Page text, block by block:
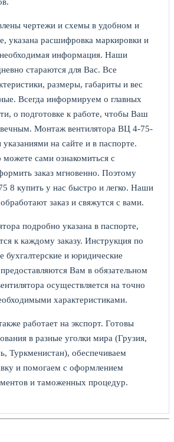
чертежи и схемы в удобном и
указана расшифровка маркировки и
необходимая информация. Наши
стараются для Вас. Все
размеры, габариты и вес
Всегда информируем о главных
о подготовке к работе, чтобы Ваш
Монтаж вентилятора ВЦ 4-75-
на сайте и в паспорте.
сами ознакомиться с
заказ мгновенно. Поэтому
8 купить у нас быстро и легко. Наши
заказ и свяжутся с вами.
подробно указана в паспорте,
к каждому заказу. Инструкция по
бухгалтерские и юридические
Вам в обязательном
осуществляется на точно
характеристиками.
работает на экспорт. Готовы
в разные уголки мира (Грузия,
Туркменистан), обеспечиваем
и помогаем с оформлением
и таможенных процедур.